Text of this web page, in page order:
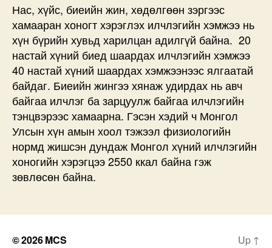
илчлэгийг
авах
ба
зарцуулах
ёстой
вэ?
дээр
Нас, хүйс, биеийн жин, хөдөлгөөн зэргээс
хамааран хоногт хэрэглэх илчлэгийн хэмжээ нь
хүн бүрийн хувьд харилцан адилгүй байна. 20
настай хүний биед шаардах илчлэгийн хэмжээ
40 настай хүний шаардах хэмжээнээс ялгаатай
байдаг. Биеийн жингээ хянаж удирдах нь авч
байгаа илчлэг ба зарцуулж байгаа илчлэгийн
тэнцвэрээс хамаарна. Гэсэн хэдий ч Монгол
Улсын хүн амын хоол тэжээл физиологийн
нормд жишсэн дундаж Монгол хүний илчлэгийн
хоногийн хэрэгцээ 2550 ккал байна гэж
зөвлөсөн байна.
© 2026MCS Up ↑